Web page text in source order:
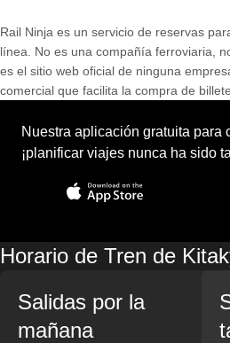
Rail Ninja es un servicio de reservas
línea. No es una compañía ferroviaria,
es el sitio web oficial de ninguna
comercial que facilita la compra de
Nuestra aplicación gratuita para
¡planificar viajes nunca ha sido
Horario de Tren de
Salidas por la
mañana